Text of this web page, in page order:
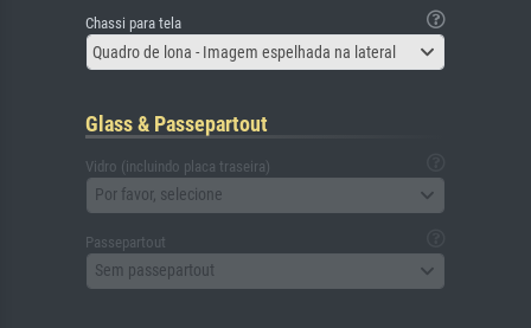
Chassi para tela
Quadro de lona - Imagem espelhada na lateral
Glass & Passepartout
Vidro (incluindo placa traseira)
Por favor, selecione
Passepartout
Sem passepartout